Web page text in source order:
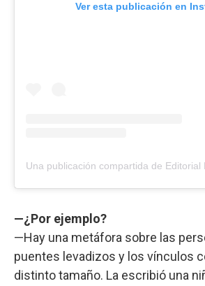
Ver esta publicación en
—¿Por ejemplo?
—Hay una metáfora sobre las
puentes levadizos y los vínculos
distinto tamaño. La escribió una